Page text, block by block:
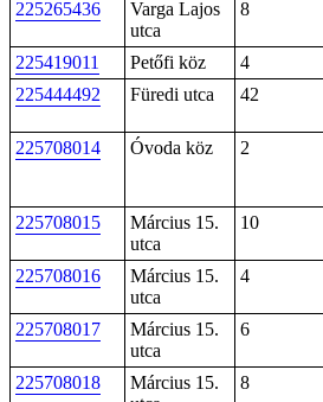
225265436
Varga Lajos
utca
8
225419011 Petőfi köz 4
225444492
Füredi utca 42
225708014 Óvoda köz 2
225708015
Március 15.
utca
10
225708016
Március 15.
utca
4
225708017
Március 15.
utca
6
225708018
Március 15.
8